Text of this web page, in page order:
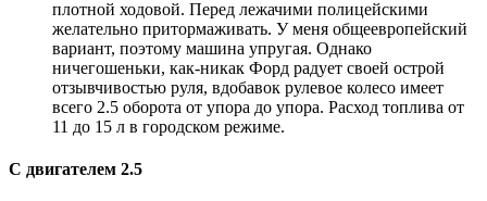
плотной ходовой. Перед лежачими полицейскими
желательно притормаживать. У меня общеевропейский
вариант, поэтому машина упругая. Однако
ничегошеньки, как-никак Форд радует своей острой
отзывчивостью руля, вдобавок рулевое колесо имеет
всего 2.5 оборота от упора до упора. Расход топлива от
11 до 15 л в городском режиме.
С двигателем 2.5